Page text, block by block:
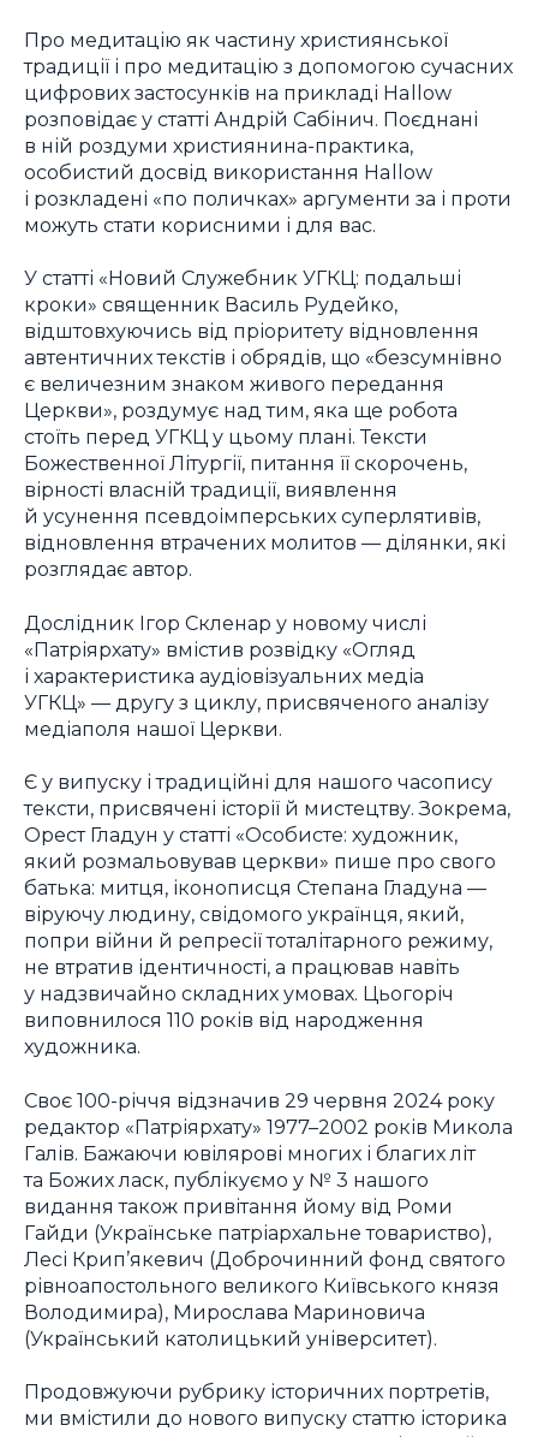
Про медитацію як частину християнської
традиції і про медитацію з допомогою сучасних
цифрових застосунків на прикладі Hallow
розповідає у статті Андрій Сабінич. Поєднані
в ній роздуми християнина-практика,
особистий досвід використання Hallow
і розкладені «по поличках» аргументи за і проти
можуть стати корисними і для вас.
У статті «Новий Служебник УГКЦ: подальші
кроки» священник Василь Рудейко,
відштовхуючись від пріоритету відновлення
автентичних текстів і обрядів, що «безсумнівно
є величезним знаком живого передання
Церкви», роздумує над тим, яка ще робота
стоїть перед УГКЦ у цьому плані. Тексти
Божественної Літургії, питання її скорочень,
вірності власній традиції, виявлення
й усунення псевдоімперських суперлятивів,
відновлення втрачених молитов — ділянки, які
розглядає автор.
Дослідник Ігор Скленар у новому числі
«Патріярхату» вмістив розвідку «Огляд
і характеристика аудіовізуальних медіа
УГКЦ» — другу з циклу, присвяченого аналізу
медіаполя нашої Церкви.
Є у випуску і традиційні для нашого часопису
тексти, присвячені історії й мистецтву. Зокрема,
Орест Гладун у статті «Особисте: художник,
який розмальовував церкви» пише про свого
батька: митця, іконописця Степана Гладуна —
віруючу людину, свідомого українця, який,
попри війни й репресії тоталітарного режиму,
не втратив ідентичності, а працював навіть
у надзвичайно складних умовах. Цьогоріч
виповнилося 110 років від народження
художника.
Своє 100-річчя відзначив 29 червня 2024 року
редактор «Патріярхату» 1977–2002 років Микола
Галів. Бажаючи ювілярові многих і благих літ
та Божих ласк, публікуємо у № 3 нашого
видання також привітання йому від Роми
Гайди (Українське патріархальне товариство),
Лесі Крип’якевич (Доброчинний фонд святого
рівноапостольного великого Київського князя
Володимира), Мирослава Мариновича
(Український католицький університет).
Продовжуючи рубрику історичних портретів,
ми вмістили до нового випуску статтю історика